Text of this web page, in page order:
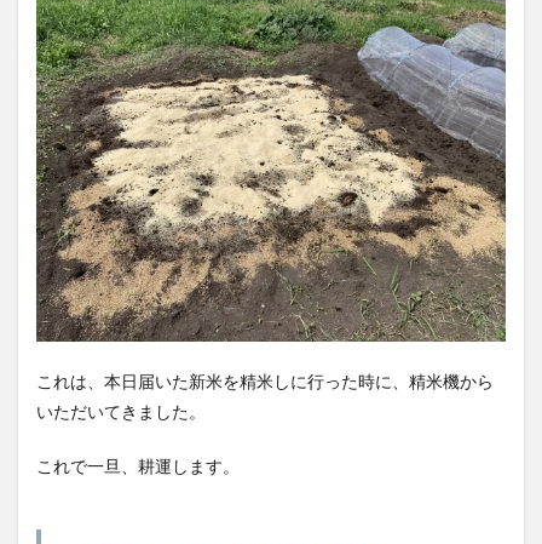
これは、本日届いた新米を精米しに行った時に、精米機から
いただいてきました。
これで一旦、耕運します。